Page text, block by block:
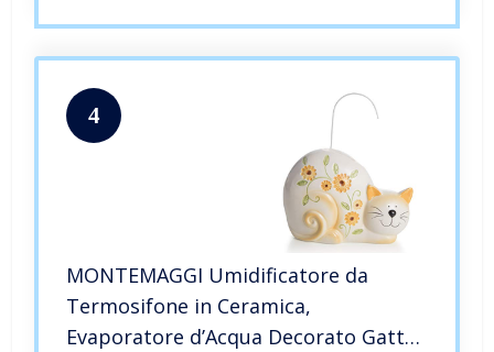
4
MONTEMAGGI Umidificatore da
Termosifone in Ceramica,
Evaporatore d’Acqua Decorato Gatto